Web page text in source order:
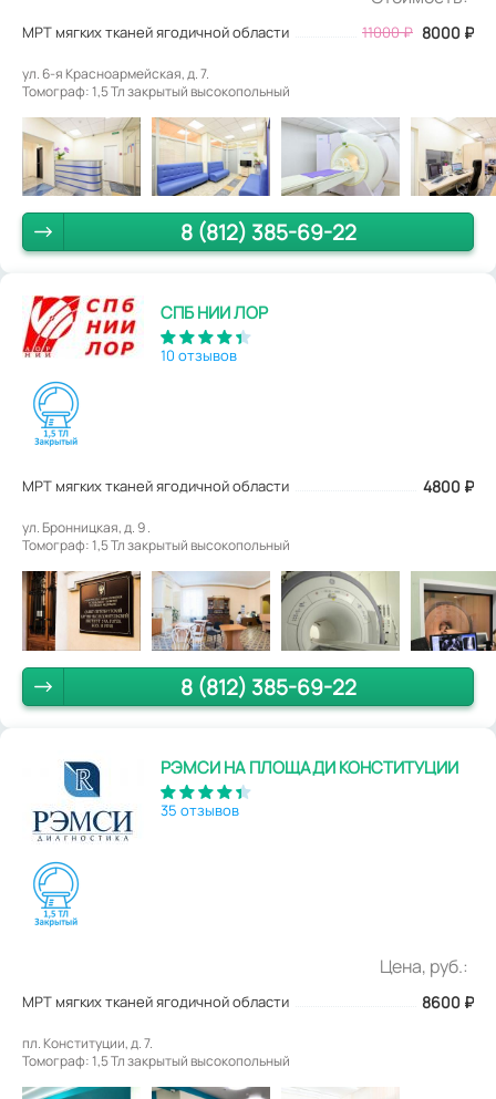
МРТ мягких тканей ягодичной области 11000₽ 8000 ₽
ул. 6-я Красноармейская, д. 7.
Томограф: 1,5 Тл закрытый высокопольный
8 (812) 385-69-22
СПБ НИИ ЛОР
10 отзывов
МРТ мягких тканей ягодичной области 4800 ₽
ул. Бронницкая, д. 9 .
Томограф: 1,5 Тл закрытый высокопольный
8 (812) 385-69-22
РЭМСИ НА ПЛОЩАДИ КОНСТИТУЦИИ
35 отзывов
Цена, руб.:
МРТ мягких тканей ягодичной области 8600 ₽
пл. Конституции, д. 7.
Томограф: 1,5 Тл закрытый высокопольный